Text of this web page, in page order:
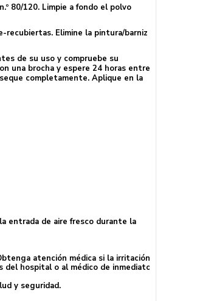
80/120. Limpie a fondo el polvo
Elimine la pintura/barniz
de su uso y compruebe su
una brocha y espere 24 horas entre
completamente. Aplique en la
entrada de aire fresco durante la
atención médica si la irritación
hospital o al médico de inmediato.
y seguridad.